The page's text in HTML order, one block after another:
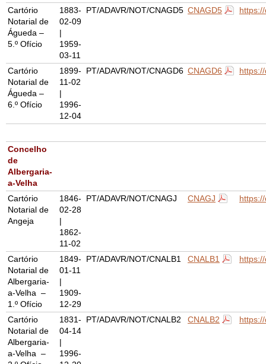
Cartório
Notarial de
Águeda –
5.º Ofício
1883-
02-09
|
1959-
03-11
PT/ADAVR/NOT/CNAGD5 CNAGD5
Cartório
Notarial de
Águeda –
6.º Ofício
1899-
11-02
|
1996-
12-04
PT/ADAVR/NOT/CNAGD6 CNAGD6
Concelho
de
Albergaria-
a-Velha
Cartório
Notarial de
Angeja
1846-
02-28
|
1862-
11-02
PT/ADAVR/NOT/CNAGJ CNAGJ
Cartório
Notarial de
Albergaria-
a-Velha –
1.º Ofício
1849-
01-11
|
1909-
12-29
PT/ADAVR/NOT/CNALB1 CNALB1
Cartório
Notarial de
Albergaria-
a-Velha –
1831-
04-14
|
1996-
PT/ADAVR/NOT/CNALB2 CNALB2